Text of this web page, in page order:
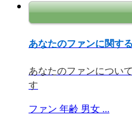
あなたのファンに関す
あなたのファンについ
す
ファン 年齢 男女 ...